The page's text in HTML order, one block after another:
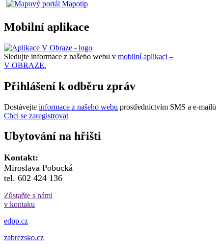
Mobilní aplikace
Sledujte informace z našeho webu v mobilní aplikaci –
V OBRAZE.
Přihlášení k odběru zpráv
Dostávejte informace z našeho webu prostřednictvím SMS a e-mailů
Chci se zaregistrovat
Ubytování na hřišti
Kontakt:
Miroslava Pobucká
tel. 602 424 136
Zůstaňte s námi
v kontaku
edpp.cz
zabrezsko.cz